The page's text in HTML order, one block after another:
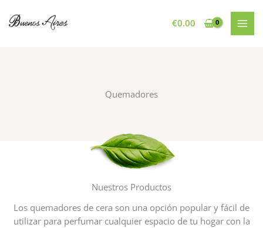
€0.00
Quemadores
Nuestros Productos
Los quemadores de cera son una opción popular y fácil de
utilizar para perfumar cualquier espacio de tu hogar con la